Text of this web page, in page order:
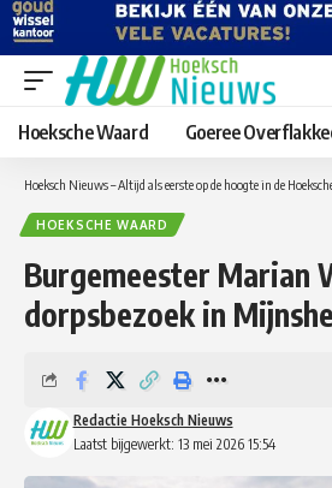
Hoeksche Waard Goeree
Hoeksch Nieuws – Altijd als eerste op de hoogte in de
HOEKSCHE WAARD
Burgemeester Marian
dorpsbezoek in
Laatst bijgewerkt: 13 mei 2026 15:54
Redactie Hoeksch Nieuws